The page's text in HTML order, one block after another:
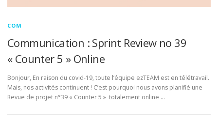
COM
Communication : Sprint Review no 39
« Counter 5 » Online
Bonjour, En raison du covid-19, toute l’équipe ezTEAM est en télétravail.
Mais, nos activités continuent ! C’est pourquoi nous avons planifié une
Revue de projet n°39 « Counter 5 » totalement online …